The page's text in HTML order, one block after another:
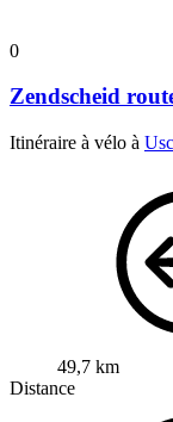
0
Zendscheid
Itinéraire à vélo à
49,7 km
Distance